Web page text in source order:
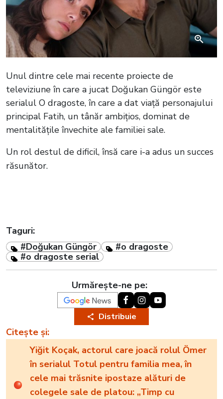
Unul dintre cele mai recente proiecte de
televiziune în care a jucat Doğukan Güngör este
serialul O dragoste, în care a dat viață personajului
principal Fatih, un tânăr ambițios, dominat de
mentalitățile învechite ale familiei sale.
Un rol destul de dificil, însă care i-a adus un succes
răsunător.
Taguri:
#Doğukan Güngör
#o dragoste
#o dragoste serial
Urmărește-ne pe:
Distribuie
Citește și:
Yiğit Koçak, actorul care joacă rolul Ömer
în serialul Totul pentru familia mea, în
cele mai trăsnite ipostaze alături de
colegele sale de platou: „Timp cu